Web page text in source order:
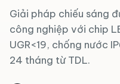
Giải pháp chiếu sáng
công nghiệp với chip
UGR<19, chống nước
24 tháng từ TDL.